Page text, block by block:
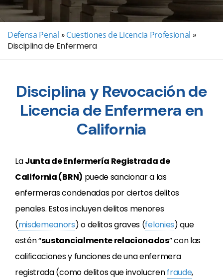
Defensa Penal » Cuestiones de Licencia Profesional »
Disciplina de Enfermera
Disciplina y Revocación de
Licencia de Enfermera en
California
LaJunta de Enfermería Registrada de
California (BRN) puede sancionar a las
enfermeras condenadas por ciertos delitos
penales. Estos incluyen delitos menores
(misdemeanors) o delitos graves (felonies) que
estén “sustancialmente relacionados” con las
calificaciones y funciones de una enfermera
registrada (como delitos que involucrenfraude,